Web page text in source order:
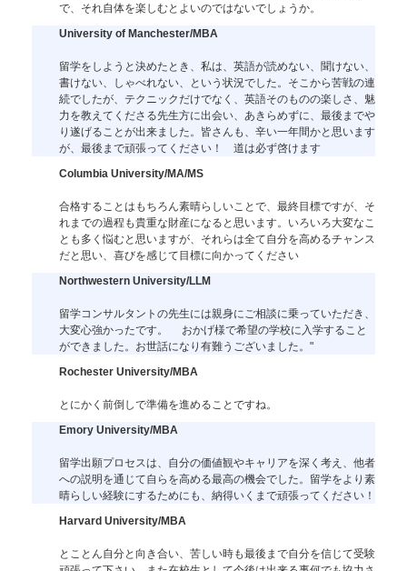
で、それ自体を楽しむとよいのではないでしょうか。
University of Manchester/MBA
留学をしようと決めたとき、私は、英語が読めない、聞けない、
書けない、しゃべれない、という状況でした。そこから苦戦の連
続でしたが、テクニックだけでなく、英語そのものの楽しさ、魅
力を教えてくださる先生方に出会い、あきらめずに、最後までや
り遂げることが出来ました。皆さんも、辛い一年間かと思います
が、最後まで頑張ってください！ 道は必ず啓けます
Columbia University/MA/MS
合格することはもちろん素晴らしいことで、最終目標ですが、そ
れまでの過程も貴重な財産になると思います。いろいろ大変なこ
とも多く悩むと思いますが、それらは全て自分を高めるチャンス
だと思い、喜びを感じて目標に向かってください
Northwestern University/LLM
留学コンサルタントの先生には親身にご相談に乗っていただき、
大変心強かったです。 おかげ様で希望の学校に入学すること
ができました。お世話になり有難うございました。"
Rochester University/MBA
とにかく前倒しで準備を進めることですね。
Emory University/MBA
留学出願プロセスは、自分の価値観やキャリアを深く考え、他者
への説明を通じて自らを高める最高の機会でした。留学をより素
晴らしい経験にするためにも、納得いくまで頑張ってください！
Harvard University/MBA
とことん自分と向き合い、苦しい時も最後まで自分を信じて受験